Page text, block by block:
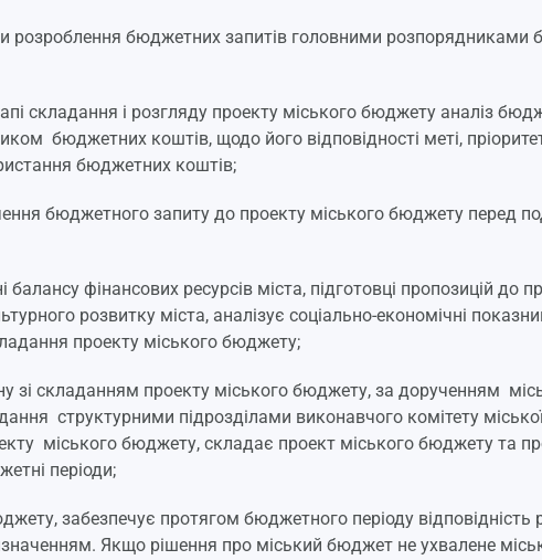
розроблення бюджетних запитів головними розпорядниками
складання і розгляду проекту міського бюджету аналіз
бюджетних коштів, щодо його відповідності меті,
бюджетних коштів;
бюджетного запиту до проекту міського бюджету перед
фінансових ресурсів міста, підготовці пропозицій до
розвитку міста, аналізує соціально-економічні
проекту міського бюджету;
зі складанням проекту міського бюджету, за дорученням
структурними підрозділами виконавчого комітету
міського бюджету, складає проект міського бюджету та
періоди;
забезпечує протягом бюджетного періоду відповідність
Якщо рішення про міський бюджет не ухвалене